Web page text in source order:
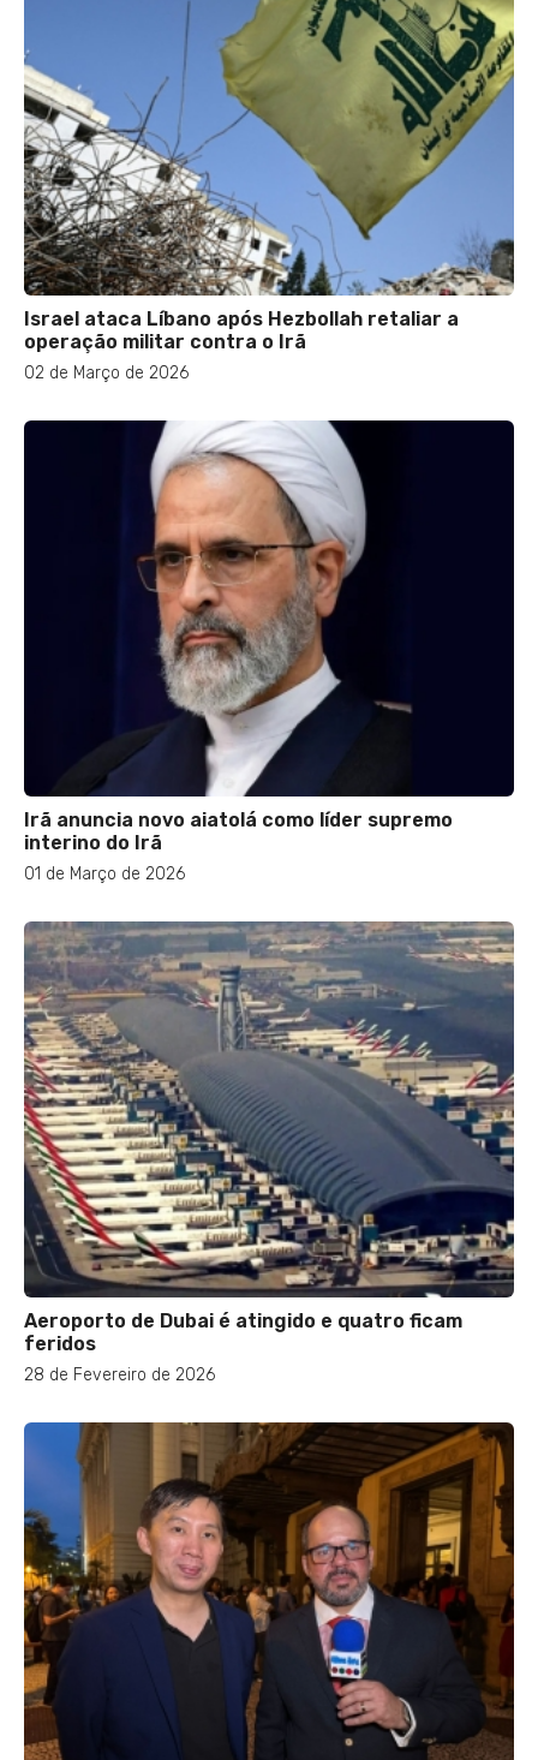
Israel ataca Líbano após Hezbollah retaliar a
operação militar contra o Irã
02 de Março de 2026
Irã anuncia novo aiatolá como líder supremo
interino do Irã
01 de Março de 2026
Aeroporto de Dubai é atingido e quatro ficam
feridos
28 de Fevereiro de 2026